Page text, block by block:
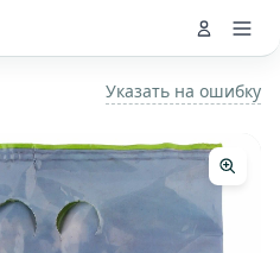
Указать на ошибку